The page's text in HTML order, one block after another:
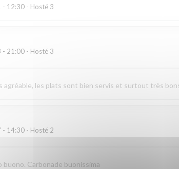
- 12:30 - Hosté 3
- 21:00 - Hosté 3
agréable, les plats sont bien servis et surtout très
- 14:30 - Hosté 2
Carbonade buonissima